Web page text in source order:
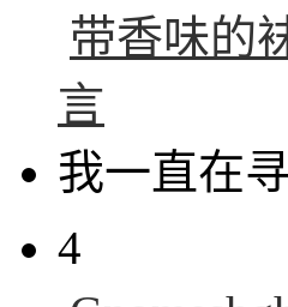
带香味的
言
我一直在
4